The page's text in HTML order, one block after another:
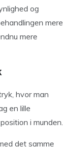
og
mere
mere
hvor man
en lille
i munden.
det samme